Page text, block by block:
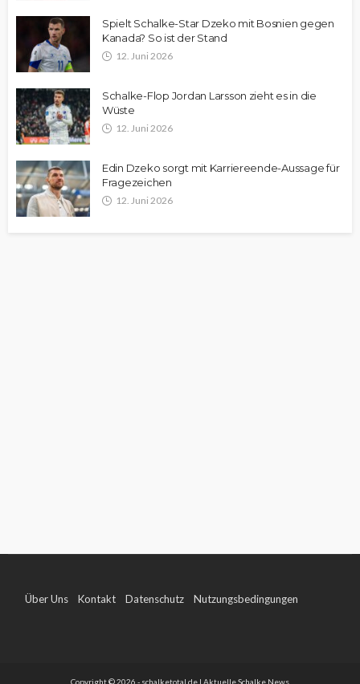
Spielt Schalke-Star Dzeko mit Bosnien gegen
Kanada? So ist der Stand
12. Juni 2026
Schalke-Flop Jordan Larsson zieht es in die
Wüste
12. Juni 2026
Edin Dzeko sorgt mit Karriereende-Aussage für
Fragezeichen
12. Juni 2026
Über Uns Kontakt Datenschutz Nutzungsbedingungen
Copyright © 2026 - schalketotal.de | Aktuelle Schalke News